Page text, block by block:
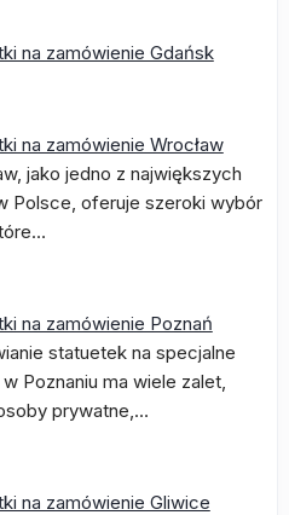
na zamówienie Gdańsk
na zamówienie Wrocław
jako jedno z największych
Polsce, oferuje szeroki wybór
na zamówienie Poznań
statuetek na specjalne
Poznaniu ma wiele zalet,
prywatne,…
na zamówienie Gliwice